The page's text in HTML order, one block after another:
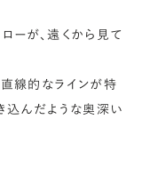
ーが、遠くから見て
線的なラインが特
込んだような奥深い